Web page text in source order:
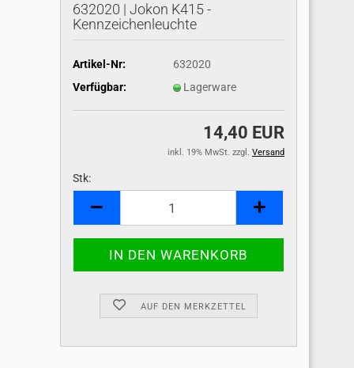
632020 | Jokon K415 -
Kennzeichenleuchte
Artikel-Nr:
632020
Verfügbar:
Lagerware
14,40 EUR
inkl. 19% MwSt. zzgl. Versand
Stk:
AUF DEN MERKZETTEL